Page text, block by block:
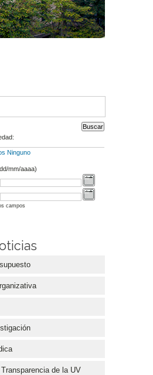
Ninguno
mm/aaaa)
campos
de la UV